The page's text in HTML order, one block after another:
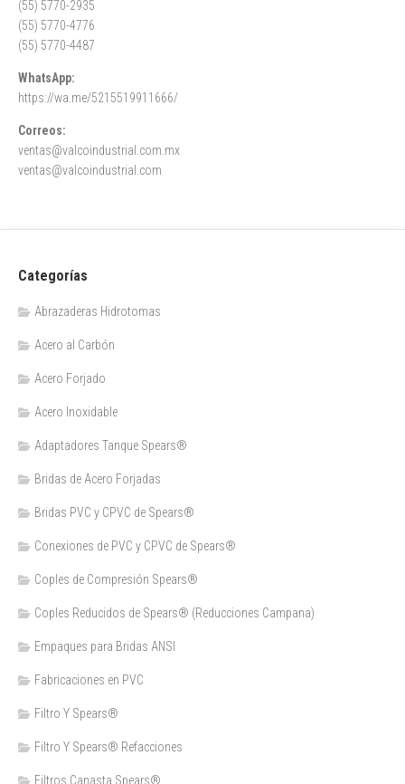
(55) 5770-2935
(55) 5770-4776
(55) 5770-4487
WhatsApp:
https://wa.me/5215519911666/
Correos:
ventas@valcoindustrial.com.mx
ventas@valcoindustrial.com
Categorías
Abrazaderas Hidrotomas
Acero al Carbón
Acero Forjado
Acero Inoxidable
Adaptadores Tanque Spears®
Bridas de Acero Forjadas
Bridas PVC y CPVC de Spears®
Conexiones de PVC y CPVC de Spears®
Coples de Compresión Spears®
Coples Reducidos de Spears® (Reducciones Campana)
Empaques para Bridas ANSI
Fabricaciones en PVC
Filtro Y Spears®
Filtro Y Spears® Refacciones
Filtros Canasta Spears®